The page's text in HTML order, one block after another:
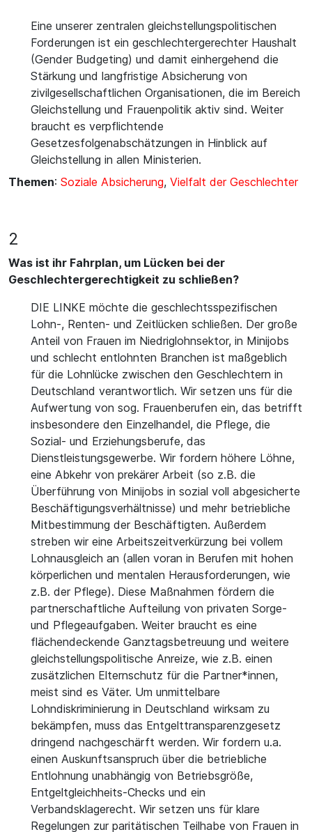
Eine unserer zentralen gleichstellungspolitischen
Forderungen ist ein geschlechtergerechter Haushalt
(Gender Budgeting) und damit einhergehend die
Stärkung und langfristige Absicherung von
zivilgesellschaftlichen Organisationen, die im Bereich
Gleichstellung und Frauenpolitik aktiv sind. Weiter
braucht es verpflichtende
Gesetzesfolgenabschätzungen in Hinblick auf
Gleichstellung in allen Ministerien.
Themen: Soziale Absicherung, Vielfalt der Geschlechter
2
Was ist ihr Fahrplan, um Lücken bei der
Geschlechtergerechtigkeit zu schließen?
DIE LINKE möchte die geschlechtsspezifischen
Lohn-, Renten- und Zeitlücken schließen. Der große
Anteil von Frauen im Niedriglohnsektor, in Minijobs
und schlecht entlohnten Branchen ist maßgeblich
für die Lohnlücke zwischen den Geschlechtern in
Deutschland verantwortlich. Wir setzen uns für die
Aufwertung von sog. Frauenberufen ein, das betrifft
insbesondere den Einzelhandel, die Pflege, die
Sozial- und Erziehungsberufe, das
Dienstleistungsgewerbe. Wir fordern höhere Löhne,
eine Abkehr von prekärer Arbeit (so z.B. die
Überführung von Minijobs in sozial voll abgesicherte
Beschäftigungsverhältnisse) und mehr betriebliche
Mitbestimmung der Beschäftigten. Außerdem
streben wir eine Arbeitszeitverkürzung bei vollem
Lohnausgleich an (allen voran in Berufen mit hohen
körperlichen und mentalen Herausforderungen, wie
z.B. der Pflege). Diese Maßnahmen fördern die
partnerschaftliche Aufteilung von privaten Sorge-
und Pflegeaufgaben. Weiter braucht es eine
flächendeckende Ganztagsbetreuung und weitere
gleichstellungspolitische Anreize, wie z.B. einen
zusätzlichen Elternschutz für die Partner*innen,
meist sind es Väter. Um unmittelbare
Lohndiskriminierung in Deutschland wirksam zu
bekämpfen, muss das Entgelttransparenzgesetz
dringend nachgeschärft werden. Wir fordern u.a.
einen Auskunftsanspruch über die betriebliche
Entlohnung unabhängig von Betriebsgröße,
Entgeltgleichheits-Checks und ein
Verbandsklagerecht. Wir setzen uns für klare
Regelungen zur paritätischen Teilhabe von Frauen in